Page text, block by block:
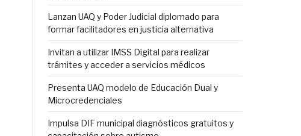
Lanzan UAQ y Poder Judicial diplomado para
formar facilitadores en justicia alternativa
Invitan a utilizar IMSS Digital para realizar
trámites y acceder a servicios médicos
Presenta UAQ modelo de Educación Dual y
Microcredenciales
Impulsa DIF municipal diagnósticos gratuitos y